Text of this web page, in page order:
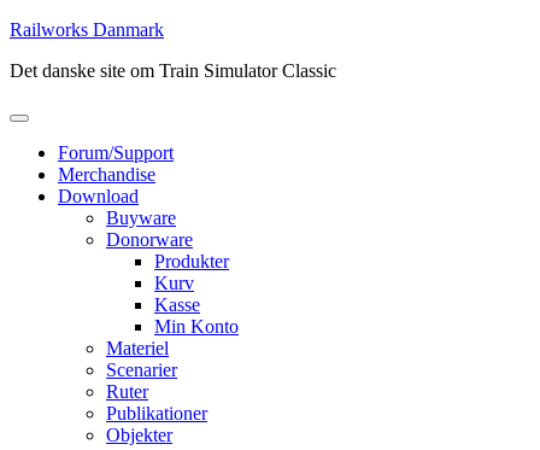
Skip
content
Railworks Danmark
Det danske site om Train Simulator Classic
Forum/Support
Merchandise
Download
Buyware
Donorware
Produkter
Kurv
Kasse
Min Konto
Materiel
Scenarier
Ruter
Publikationer
Objekter